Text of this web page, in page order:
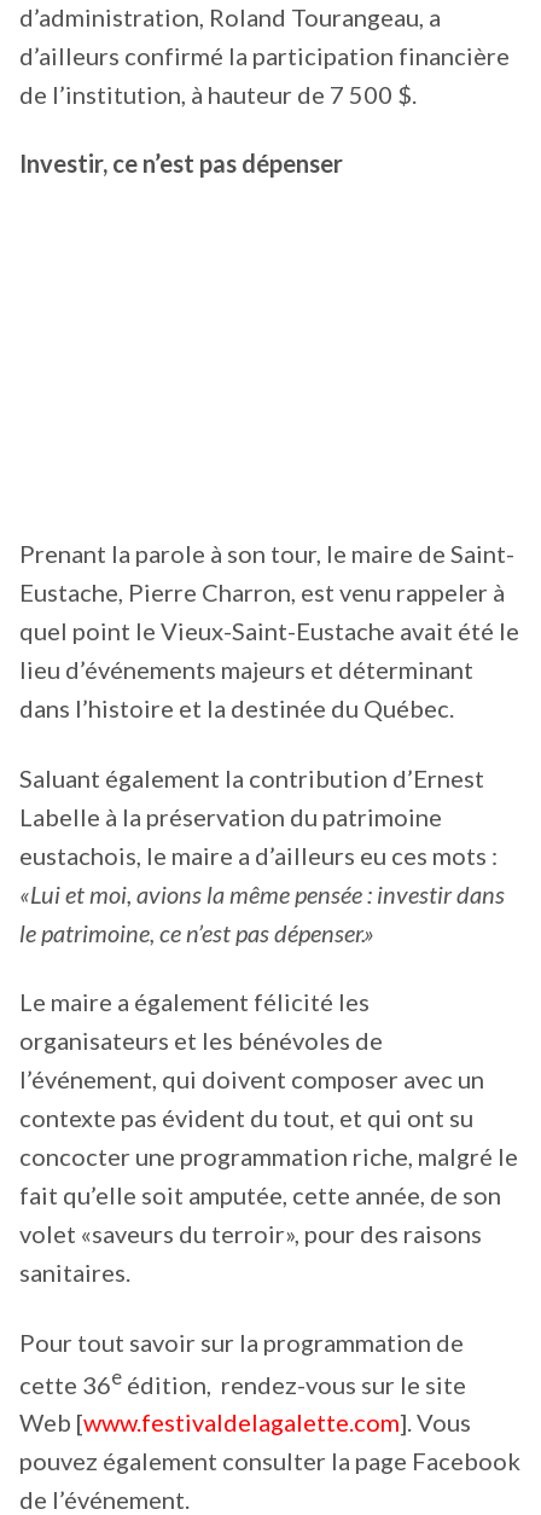
d’administration, Roland Tourangeau, a
d’ailleurs confirmé la participation financière
de l’institution, à hauteur de 7 500 $.
Investir, ce n’est pas dépenser
Prenant la parole à son tour, le maire de Saint-
Eustache, Pierre Charron, est venu rappeler à
quel point le Vieux-Saint-Eustache avait été le
lieu d’événements majeurs et déterminant
dans l’histoire et la destinée du Québec.
Saluant également la contribution d’Ernest
Labelle à la préservation du patrimoine
eustachois, le maire a d’ailleurs eu ces mots :
«Lui et moi, avions la même pensée : investir dans
le patrimoine, ce n’est pas dépenser.»
Le maire a également félicité les
organisateurs et les bénévoles de
l’événement, qui doivent composer avec un
contexte pas évident du tout, et qui ont su
concocter une programmation riche, malgré le
fait qu’elle soit amputée, cette année, de son
volet «saveurs du terroir», pour des raisons
sanitaires.
Pour tout savoir sur la programmation de
cette 36e édition, rendez-vous sur le site
Web [www.festivaldelagalette.com]. Vous
pouvez également consulter la page Facebook
de l’événement.